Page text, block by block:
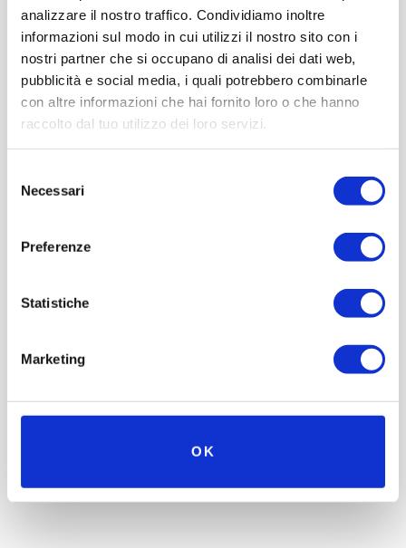
analizzare il nostro traffico. Condividiamo inoltre
informazioni sul modo in cui utilizzi il nostro sito con i
nostri partner che si occupano di analisi dei dati web,
pubblicità e social media, i quali potrebbero combinarle
con altre informazioni che hai fornito loro o che hanno
raccolto dal tuo utilizzo dei loro servizi.
delNecessari
Preferenze
Statistiche
Marketing
OK
Il Museo Nicolis e Città dei Motori
parte della rete dei Comuni del